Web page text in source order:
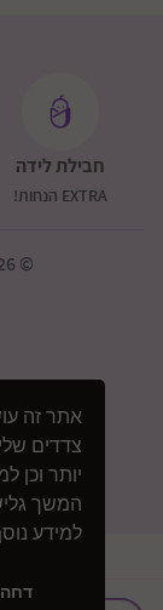
צדדים
יותר וכן
המשך
למידע
דחה Cookies
חבילת לידה
EXTRA הנחות!
© 2026 כל הזכויות שמורות לבייבי סתיו